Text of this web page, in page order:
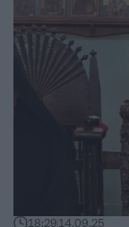
18:2914.09.25